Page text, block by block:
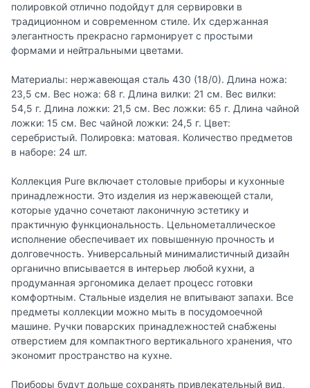
полировкой отлично подойдут для сервировки в
традиционном и современном стиле. Их сдержанная
элегантность прекрасно гармонирует с простыми
формами и нейтральными цветами.
Материалы: нержавеющая сталь 430 (18/0). Длина ножа:
23,5 см. Вес ножа: 68 г. Длина вилки: 21 см. Вес вилки:
54,5 г. Длина ложки: 21,5 см. Вес ложки: 65 г. Длина чайной
ложки: 15 см. Вес чайной ложки: 24,5 г. Цвет:
серебристый. Полировка: матовая. Количество предметов
в наборе: 24 шт.
Коллекция Pure включает столовые приборы и кухонные
принадлежности. Это изделия из нержавеющей стали,
которые удачно сочетают лаконичную эстетику и
практичную функциональность. Цельнометаллическое
исполнение обеспечивает их повышенную прочность и
долговечность. Универсальный минималистичный дизайн
органично вписывается в интерьер любой кухни, а
продуманная эргономика делает процесс готовки
комфортным. Стальные изделия не впитывают запахи. Все
предметы коллекции можно мыть в посудомоечной
машине. Ручки поварских принадлежностей снабжены
отверстием для компактного вертикального хранения, что
экономит пространство на кухне.
Приборы будут дольше сохранять привлекательный вид,